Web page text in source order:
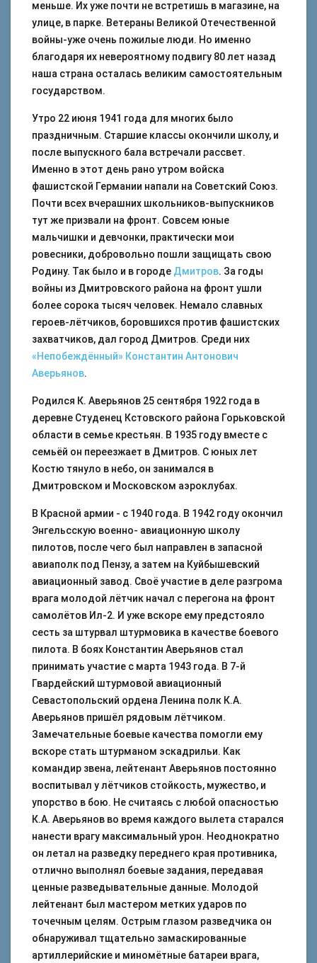
меньше. Их уже почти не встретишь в магазине, на
улице, в парке. Ветераны Великой Отечественной
войны-уже очень пожилые люди. Но именно
благодаря их невероятному подвигу 80 лет назад
наша страна осталась великим самостоятельным
государством.
Утро 22 июня 1941 года для многих было
праздничным. Старшие классы окончили школу, и
после выпускного бала встречали рассвет.
Именно в этот день рано утром войска
фашистской Германии напали на Советский Союз.
Почти всех вчерашних школьников-выпускников
тут же призвали на фронт. Совсем юные
мальчишки и девчонки, практически мои
ровесники, добровольно пошли защищать свою
Родину. Так было и в городе Дмитров. За годы
войны из Дмитровского района на фронт ушли
более сорока тысяч человек. Немало славных
героев-лётчиков, боровшихся против фашистских
захватчиков, дал город Дмитров. Среди них
«Непобеждённый» Константин Антонович
Аверьянов.
Родился К. Аверьянов 25 сентября 1922 года в
деревне Студенец Кстовского района Горьковской
области в семье крестьян. В 1935 году вместе с
семьёй он переезжает в Дмитров. С юных лет
Костю тянуло в небо, он занимался в
Дмитровском и Московском аэроклубах.
В Красной армии - с 1940 года. В 1942 году окончил
Энгельсскую военно- авиационную школу
пилотов, после чего был направлен в запасной
авиаполк под Пензу, а затем на Куйбышевский
авиационный завод. Своё участие в деле разгрома
врага молодой лётчик начал с перегона на фронт
самолётов Ил-2. И уже вскоре ему предстояло
сесть за штурвал штурмовика в качестве боевого
пилота. В боях Константин Аверьянов стал
принимать участие с марта 1943 года. В 7-й
Гвардейский штурмовой авиационный
Севастопольский ордена Ленина полк К.А.
Аверьянов пришёл рядовым лётчиком.
Замечательные боевые качества помогли ему
вскоре стать штурманом эскадрильи. Как
командир звена, лейтенант Аверьянов постоянно
воспитывал у лётчиков стойкость, мужество, и
упорство в бою. Не считаясь с любой опасностью
К.А. Аверьянов во время каждого вылета старался
нанести врагу максимальный урон. Неоднократно
он летал на разведку переднего края противника,
отлично выполнял боевые задания, передавая
ценные разведывательные данные. Молодой
лейтенант был мастером метких ударов по
точечным целям. Острым глазом разведчика он
обнаруживал тщательно замаскированные
артиллерийские и миномётные батареи врага,